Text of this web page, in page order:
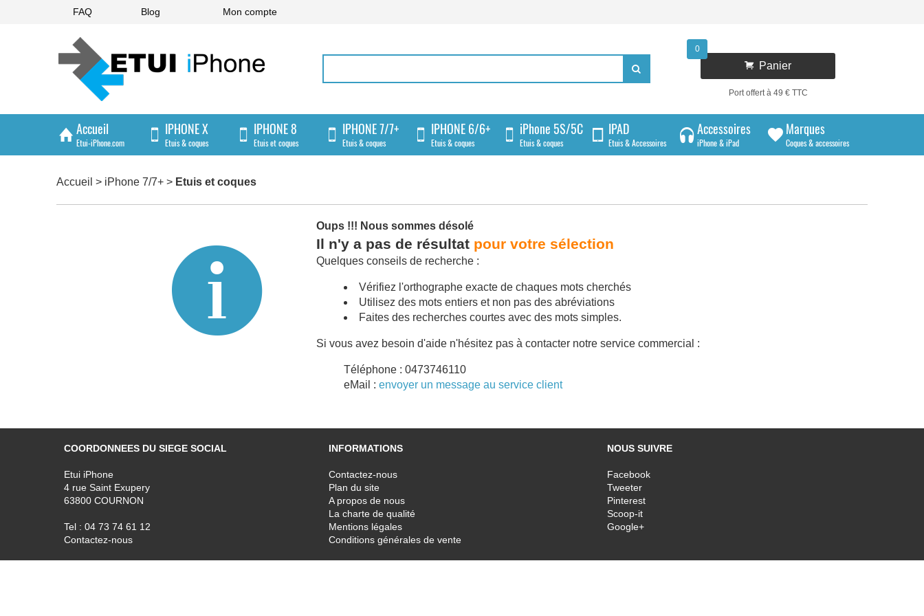
FAQ Blog Mon compte

0
Panier
Port offert à 49 € TTC
Accueil
Etui-iPhone.com
IPHONE X
Etuis & coques
IPHONE 8
Etuis et coques
IPHONE 7/7+
Etuis & coques
IPHONE 6/6+
Etuis & coques
iPhone 5S/5C
Etuis & coques
IPAD
Etuis & Accessoires
Accessoires
iPhone & iPad
Marques
Coques & accessoires
Etuis et coques
Accueil > iPhone 7/7+ > Etuis et coques

Oups !!! Nous sommes désolé
Il n'y a pas de résultat pour votre sélection
Quelques conseils de recherche :
Vérifiez l'orthographe exacte de chaques mots cherchés
Utilisez des mots entiers et non pas des abréviations
Faites des recherches courtes avec des mots simples.
Si vous avez besoin d'aide n'hésitez pas à contacter notre service commercial :
Téléphone : 0473746110
eMail : envoyer un message au service client
COORDONNEES DU SIEGE SOCIAL
Etui iPhone
4 rue Saint Exupery
63800 COURNON
Tel : 04 73 74 61 12
Contactez-nous
INFORMATIONS
Contactez-nous
Plan du site
A propos de nous
La charte de qualité
Mentions légales
Conditions générales de vente
NOUS SUIVRE
Facebook
Tweeter
Pinterest
Scoop-it
Google+